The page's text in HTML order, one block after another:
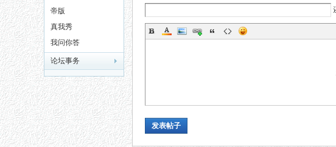
网
帝版
真我秀
我问你答
论坛事务
发表帖子